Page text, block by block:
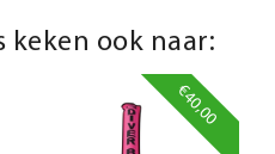
keken ook naar:
€40,00